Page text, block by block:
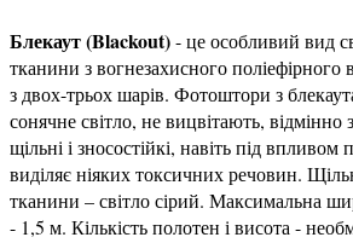
Блекаут (Blackout)- це особливий вид
тканини з вогнезахисного поліефірного
з двох-трьох шарів. Фотоштори з
сонячне світло, не вицвітають, відмінно
щільні і зносостійкі, навіть під
виділяє ніяких токсичних речовин.
тканини – світло сірий. Максимальна
- 1,5 м. Кількість полотен і висота -